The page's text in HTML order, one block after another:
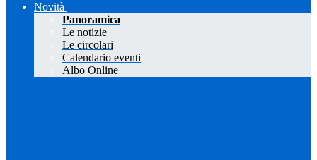
Novità
Panoramica
Le notizie
Le circolari
Calendario eventi
Albo Online